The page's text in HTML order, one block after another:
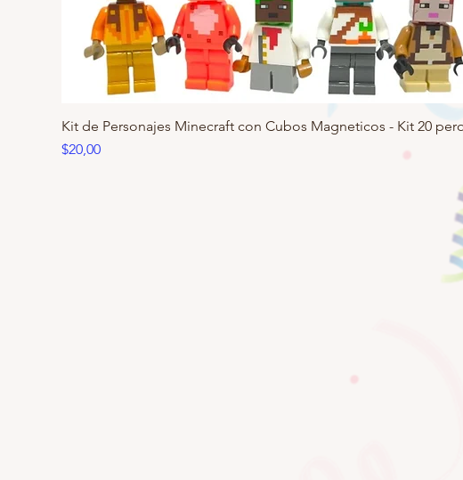
Kit de Personajes Minecraft con Cubos Magneticos - Kit 20
Precio
$20,00